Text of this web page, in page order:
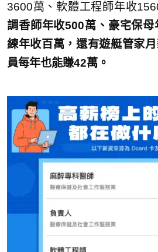
3600萬、軟體工程師年收
調香師年收500萬、豪宅保
練年收百萬，還有遊艇管家
員每年也能賺42萬。